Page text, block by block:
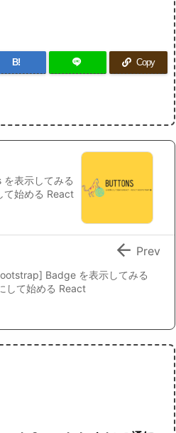
B! Copy
表示してみる
て始める React
Badge を表示してみる
して始める React
 Prev